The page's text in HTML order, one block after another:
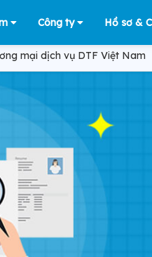
Công ty Hồ sơ &
mại dịch vụ DTF Việt Nam